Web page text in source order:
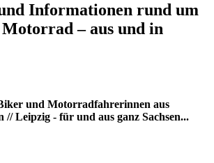
Informationen rund um
Motorrad – aus und in
und Motorradfahrerinnen aus
// Leipzig - für und aus ganz Sachsen...